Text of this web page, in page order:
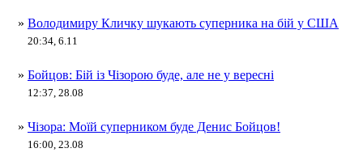
» Володимиру Кличку шукають суперника на бій у США
20:34, 6.11
» Бойцов: Бій із Чізорою буде, але не у вересні
12:37, 28.08
» Чізора: Моїй суперником буде Денис Бойцов!
16:00, 23.08